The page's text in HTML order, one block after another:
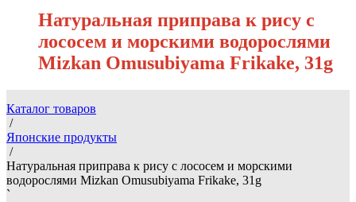
Натуральная приправа к рису с
лососем и морскими водорослями
Mizkan Omusubiyama Frikake, 31g
Каталог товаров
/
Японские продукты
/
Натуральная приправа к рису с лососем и морскими
водорослями Mizkan Omusubiyama Frikake, 31g
`